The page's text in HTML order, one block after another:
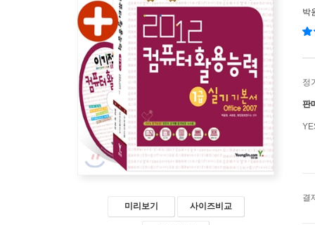
미리보기 사이즈비교
박
정
판
결